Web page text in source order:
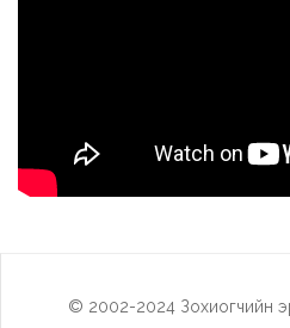
© 2002-2024 Зохиогчийн